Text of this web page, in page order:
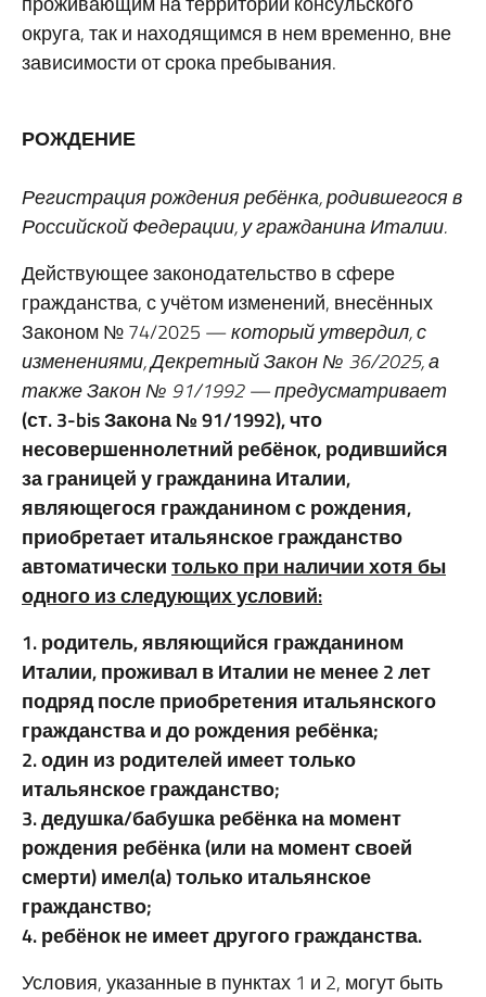
округа, так и находящимся в нем временно, вне
зависимости от срока пребывания.
РОЖДЕНИЕ
Регистрация рождения ребёнка, родившегося в
Российской Федерации, у гражданина Италии.
Действующее законодательство в сфере
гражданства, с учётом изменений, внесённых
Законом № 74/2025 —который утвердил, с
изменениями, Декретный Закон № 36/2025, а
также Закон № 91/1992 — предусматривает
(ст. 3-bis Закона № 91/1992), что
несовершеннолетний ребёнок, родившийся
за границей у гражданина Италии,
являющегося гражданином с рождения,
приобретает итальянское гражданство
автоматическитолько при наличии хотя бы
одного из следующих условий:
1. родитель, являющийся гражданином
Италии, проживал в Италии не менее 2 лет
подряд после приобретения итальянского
гражданства и до рождения ребёнка;
2. один из родителей имеет только
итальянское гражданство;
3. дедушка/бабушка ребёнка на момент
рождения ребёнка (или на момент своей
смерти) имел(а) только итальянское
гражданство;
4. ребёнок не имеет другого гражданства.
Условия, указанные в пунктах 1 и 2, могут быть